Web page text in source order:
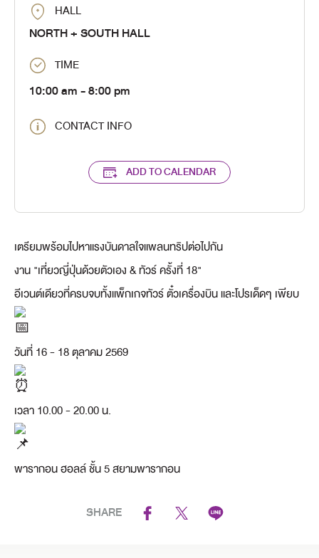
HALL
NORTH + SOUTH HALL
TIME
10:00 am- 8:00 pm
CONTACT INFO
ADD TO CALENDAR
เตรียมพร้อมไปหาแรงบันดาลใจแพลนทริปต่อไปกัน
งาน "เที่ยวญี่ปุ่นด้วยตัวเอง & ทัวร์ ครั้งที่ 18"
อีเวนต์เดียวที่ครบจบทั้งแพ็กเกจทัวร์ ตั๋วเครื่องบิน และโปรเด็ดๆ เพียบ
วันที่ 16 - 18 ตุลาคม 2569
เวลา 10.00 - 20.00 น.
พารากอน ฮอลล์ ชั้น 5 สยามพารากอน
SHARE